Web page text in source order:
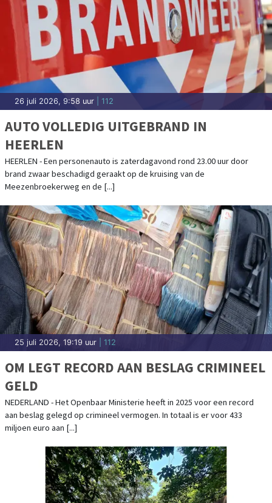
26 juli 2026, 9:58 uur | 112
AUTO VOLLEDIG UITGEBRAND IN
HEERLEN
HEERLEN - Een personenauto is zaterdagavond rond 23.00 uur door
brand zwaar beschadigd geraakt op de kruising van de
Meezenbroekerweg en de [...]
25 juli 2026, 19:19 uur | 112
OM LEGT RECORD AAN BESLAG CRIMINEEL
GELD
NEDERLAND - Het Openbaar Ministerie heeft in 2025 voor een record
aan beslag gelegd op crimineel vermogen. In totaal is er voor 433
miljoen euro aan [...]